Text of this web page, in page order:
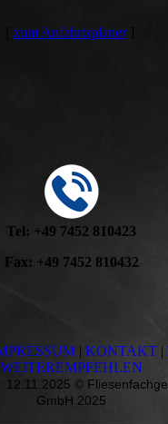
zum Anfahrtsplaner]
Tel: +49 7452 810423
Fax: +49 7452 810432
|KONTAKT |
WEITEREMPFEHLEN
12.11.2025 ©
GmbH 2025